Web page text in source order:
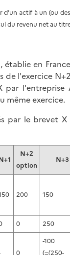
actif à un (ou
du revenu net au
établie en
de l'exercice
même exercice.
par le brevet
N+2
option
200 150
0 250
0
-100
(=(250-